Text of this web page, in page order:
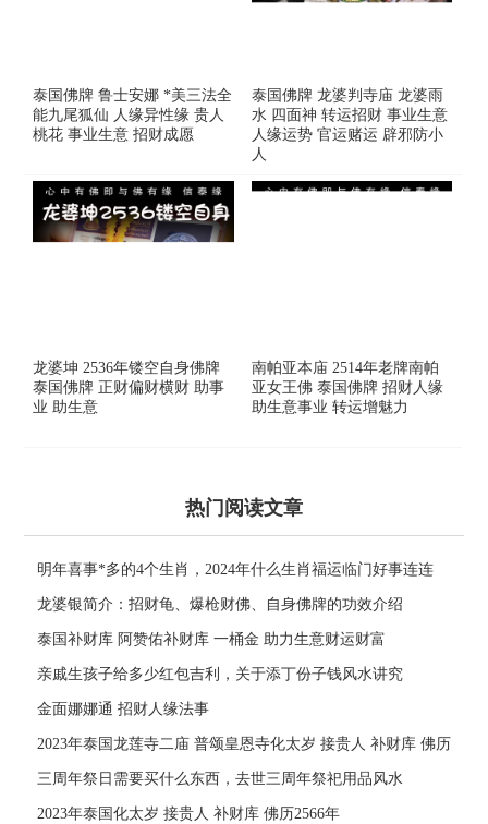
泰国佛牌 鲁士安娜 *美三法全
能九尾狐仙 人缘异性缘 贵人
桃花 事业生意 招财成愿
泰国佛牌 龙婆判寺庙 龙婆雨
水 四面神 转运招财 事业生意
人缘运势 官运赌运 辟邪防小
人
龙婆坤 2536年镂空自身佛牌
泰国佛牌 正财偏财横财 助事
业 助生意
南帕亚本庙 2514年老牌南帕
亚女王佛 泰国佛牌 招财人缘
助生意事业 转运增魅力
热门阅读文章
明年喜事*多的4个生肖，2024年什么生肖福运临门好事连连
龙婆银简介：招财龟、爆枪财佛、自身佛牌的功效介绍
泰国补财库 阿赞佑补财库 一桶金 助力生意财运财富
亲戚生孩子给多少红包吉利，关于添丁份子钱风水讲究
金面娜娜通 招财人缘法事
2023年泰国龙莲寺二庙 普颂皇恩寺化太岁 接贵人 补财库 佛历
2566年
三周年祭日需要买什么东西，去世三周年祭祀用品风水
2023年泰国化太岁 接贵人 补财库 佛历2566年